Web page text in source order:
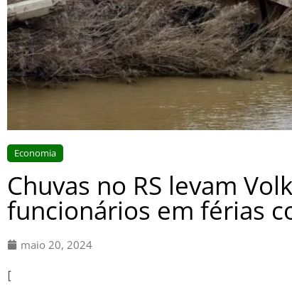
Economia
Chuvas no RS levam
funcionários em férias
maio 20, 2024
[